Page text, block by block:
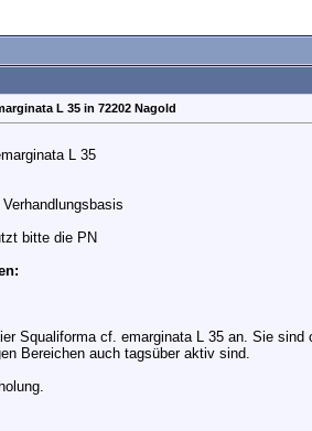
L 35 in 72202 Nagold
L 35
bitte die PN
Squaliforma cf. emarginata L 35 an. Sie
Bereichen auch tagsüber aktiv sind.